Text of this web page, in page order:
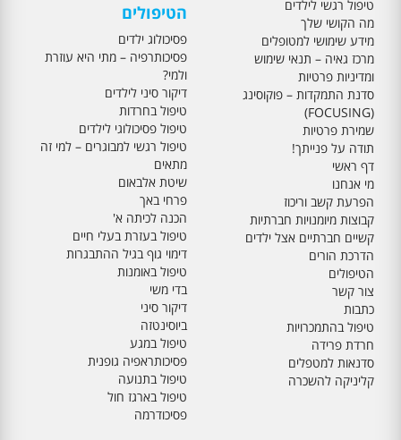
טיפול רגשי לילדים
מה הקושי שלך
מידע שימושי למטופלים
מרכז גאיה – תנאי שימוש
ומדיניות פרטיות
סדנת התמקדות – פוקוסינג
(FOCUSING)
שמירת פרטיות
תודה על פנייתך!
דף ראשי
מי אנחנו
הפרעת קשב וריכוז
קבוצות מיומנויות חברתיות
קשיים חברתיים אצל ילדים
הדרכת הורים
הטיפולים
צור קשר
כתבות
טיפול בהתמכרויות
חרדת פרידה
סדנאות למטפלים
קליניקה להשכרה
הטיפולים
פסיכולוג ילדים
פסיכותרפיה – מתי היא עוזרת
ולמי?
דיקור סיני לילדים
טיפול בחרדות
טיפול פסיכולוגי לילדים
טיפול רגשי למבוגרים – למי זה
מתאים
שיטת אלבאום
פרחי באך
הכנה לכיתה א'
טיפול בעזרת בעלי חיים
דימוי גוף בגיל ההתבגרות
טיפול באומנות
בדי משי
דיקור סיני
ביוסינטזה
טיפול במגע
פסיכותראפיה גופנית
טיפול בתנועה
טיפול בארגז חול
פסיכודרמה